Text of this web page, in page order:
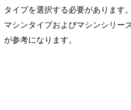
タイプを選択する必要があります。
マシンタイプおよびマシンシリー
が参考になります。